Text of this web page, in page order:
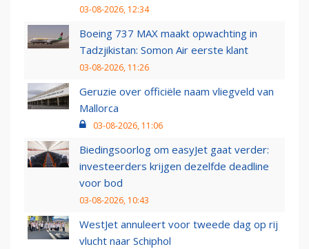
03-08-2026, 12:34
Boeing 737 MAX maakt opwachting in
Tadzjikistan: Somon Air eerste klant
03-08-2026, 11:26
Geruzie over officiële naam vliegveld van
Mallorca
03-08-2026, 11:06
Biedingsoorlog om easyJet gaat verder:
investeerders krijgen dezelfde deadline
voor bod
03-08-2026, 10:43
WestJet annuleert voor tweede dag op rij
vlucht naar Schiphol